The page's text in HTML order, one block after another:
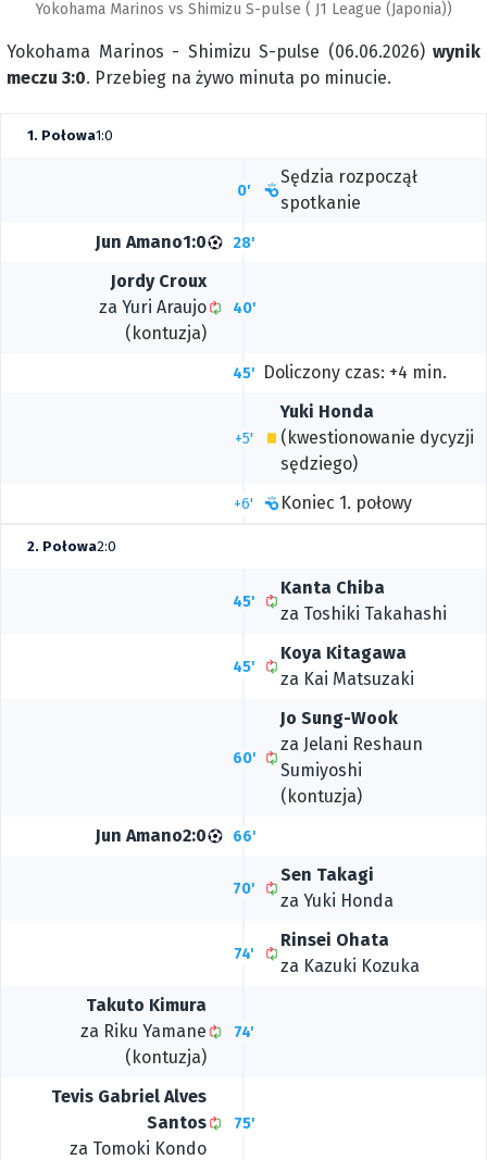
Yokohama Marinos vs Shimizu S-pulse ( J1 League (Japonia))
Yokohama Marinos - Shimizu S-pulse (06.06.2026) wynik
meczu 3:0. Przebieg na żywo minuta po minucie.
1. Połowa1:0
0'
Sędzia rozpoczął
spotkanie
1:0
Jun Amano 28'
Jordy Croux
za Yuri Araujo
(kontuzja)
40'
45' Doliczony czas: +4 min.
+5'
Yuki Honda
(kwestionowanie dycyzji
sędziego)
+6' Koniec 1. połowy
2. Połowa2:0
45'
Kanta Chiba
za Toshiki Takahashi
45'
Koya Kitagawa
za Kai Matsuzaki
60'
Jo Sung-Wook
za Jelani Reshaun
Sumiyoshi
(kontuzja)
2:0
Jun Amano 66'
70'
Sen Takagi
za Yuki Honda
74'
Rinsei Ohata
za Kazuki Kozuka
Takuto Kimura
za Riku Yamane
(kontuzja)
74'
Tevis Gabriel Alves
Santos
za Tomoki Kondo
75'